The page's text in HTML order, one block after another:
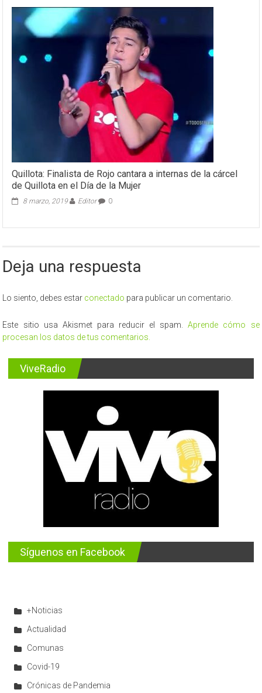
Quillota: Finalista de Rojo cantara a internas de la cárcel
de Quillota en el Día de la Mujer
8 marzo, 2019 Editor 0
Deja una respuesta
Lo siento, debes estar conectado para publicar un comentario.
Este sitio usa Akismet para reducir el spam.Aprende cómo se
procesan los datos de tus comentarios.
ViveRadio
Síguenos en Facebook
+Noticias
Actualidad
Comunas
Covid-19
Crónicas de Pandemia